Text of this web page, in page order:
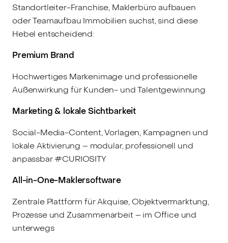
Standortleiter-Franchise, Maklerbüro aufbauen
oder Teamaufbau Immobilien suchst, sind diese
Hebel entscheidend:
Premium Brand
Hochwertiges Markenimage und professionelle
Außenwirkung für Kunden- und Talentgewinnung
Marketing & lokale Sichtbarkeit
Social-Media-Content, Vorlagen, Kampagnen und
lokale Aktivierung – modular, professionell und
anpassbar #CURIOSITY
All-in-One-Maklersoftware
Zentrale Plattform für Akquise, Objektvermarktung,
Prozesse und Zusammenarbeit – im Office und
unterwegs